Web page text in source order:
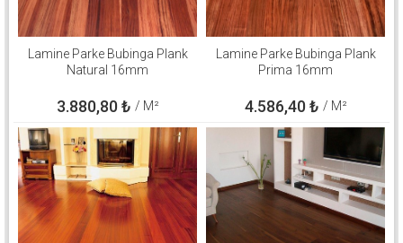
Lamine Parke Bubinga Plank
Natural 16mm
3.880,80₺ / M²
Lamine Parke Bubinga Plank
Prima 16mm
4.586,40₺ / M²